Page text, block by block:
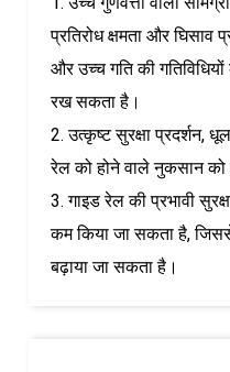
प्रतिरोध क्षमता और घिसाव
और उच्च गति की
रख सकता है।
2. उत्कृष्ट सुरक्षा प्रदर्शन,
रेल को होने वाले नुकसान
3. गाइड रेल की प्रभावी
कम किया जा सकता है,
बढ़ाया जा सकता है।